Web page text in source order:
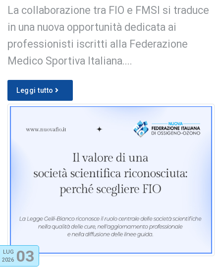
La collaborazione tra FIO e FMSI si traduce
in una nuova opportunità dedicata ai
professionisti iscritti alla Federazione
Medico Sportiva Italiana....
Leggi tutto
LUG
2026 03